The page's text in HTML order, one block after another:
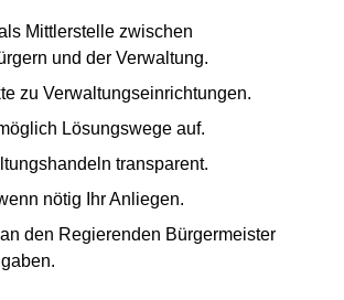
Mittlerstelle zwischen
und der Verwaltung.
zu Verwaltungseinrichtungen.
Lösungswege auf.
transparent.
nötig Ihr Anliegen.
den Regierenden Bürgermeister